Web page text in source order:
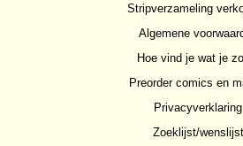
Stripverzameling
Algemene
Hoe vind je wat je
Preorder comics en
Privacyverklaring
Zoeklijst/wenslijst